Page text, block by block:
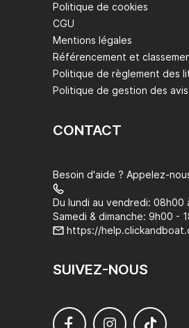
Politique de cookies
CGU
Mentions légales
Référencement et
Politique de règlement des
Politique de gestion des avis
CONTACT
Besoin d'aide ? Appelez-
Du lundi au vendredi: 08h00
Samedi & dimanche: 9h00 -
https://
SUIVEZ-NOUS